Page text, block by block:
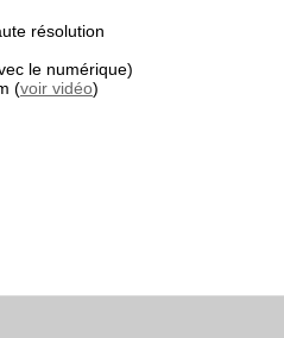
résolution
le numérique)
(voir vidéo)